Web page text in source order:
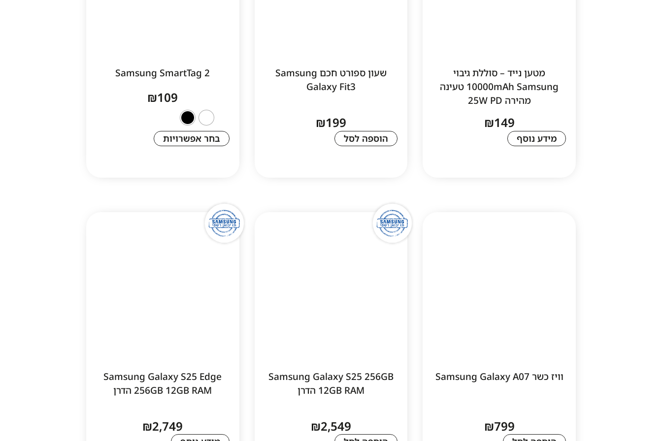
מטען נייד – סוללת גיבוי
10000mAh Samsung טעינה
מהירה 25W PD
₪149
מידע נוסף
שעון ספורט חכם Samsung
Galaxy Fit3
₪199
הוספה לסל
Samsung SmartTag 2
₪109
בחר אפשרויות
וויז כשר Samsung Galaxy A07
₪799
Samsung Galaxy S25 256GB
12GB RAM הדרן
₪2,549
Samsung Galaxy S25 Edge
256GB 12GB RAM הדרן
₪2,749